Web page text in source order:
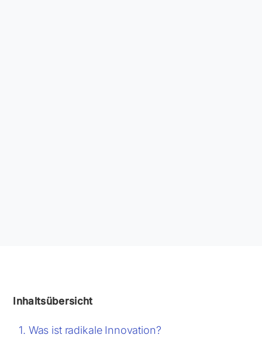
Inhaltsübersicht
Was ist radikale Innovation?